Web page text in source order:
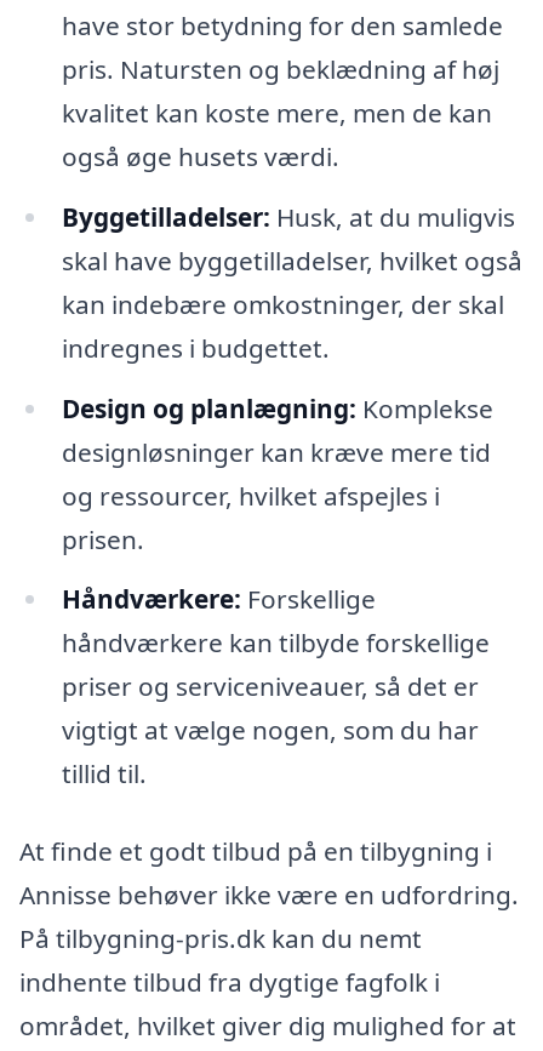
have stor betydning for den samlede
pris. Natursten og beklædning af høj
kvalitet kan koste mere, men de kan
også øge husets værdi.
Byggetilladelser: Husk, at du muligvis
skal have byggetilladelser, hvilket også
kan indebære omkostninger, der skal
indregnes i budgettet.
Design og planlægning: Komplekse
designløsninger kan kræve mere tid
og ressourcer, hvilket afspejles i
prisen.
Håndværkere: Forskellige
håndværkere kan tilbyde forskellige
priser og serviceniveauer, så det er
vigtigt at vælge nogen, som du har
tillid til.
At finde et godt tilbud på en tilbygning i
Annisse behøver ikke være en udfordring.
På tilbygning-pris.dk kan du nemt
indhente tilbud fra dygtige fagfolk i
området, hvilket giver dig mulighed for at